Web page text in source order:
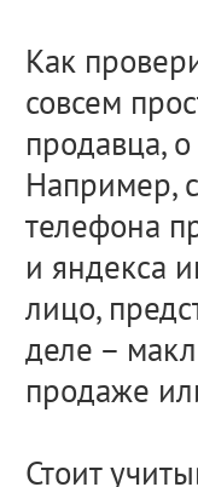
Как
совсем
продавца,
Например,
телефона
и яндекса
лицо,
деле –
продаже
Стоит